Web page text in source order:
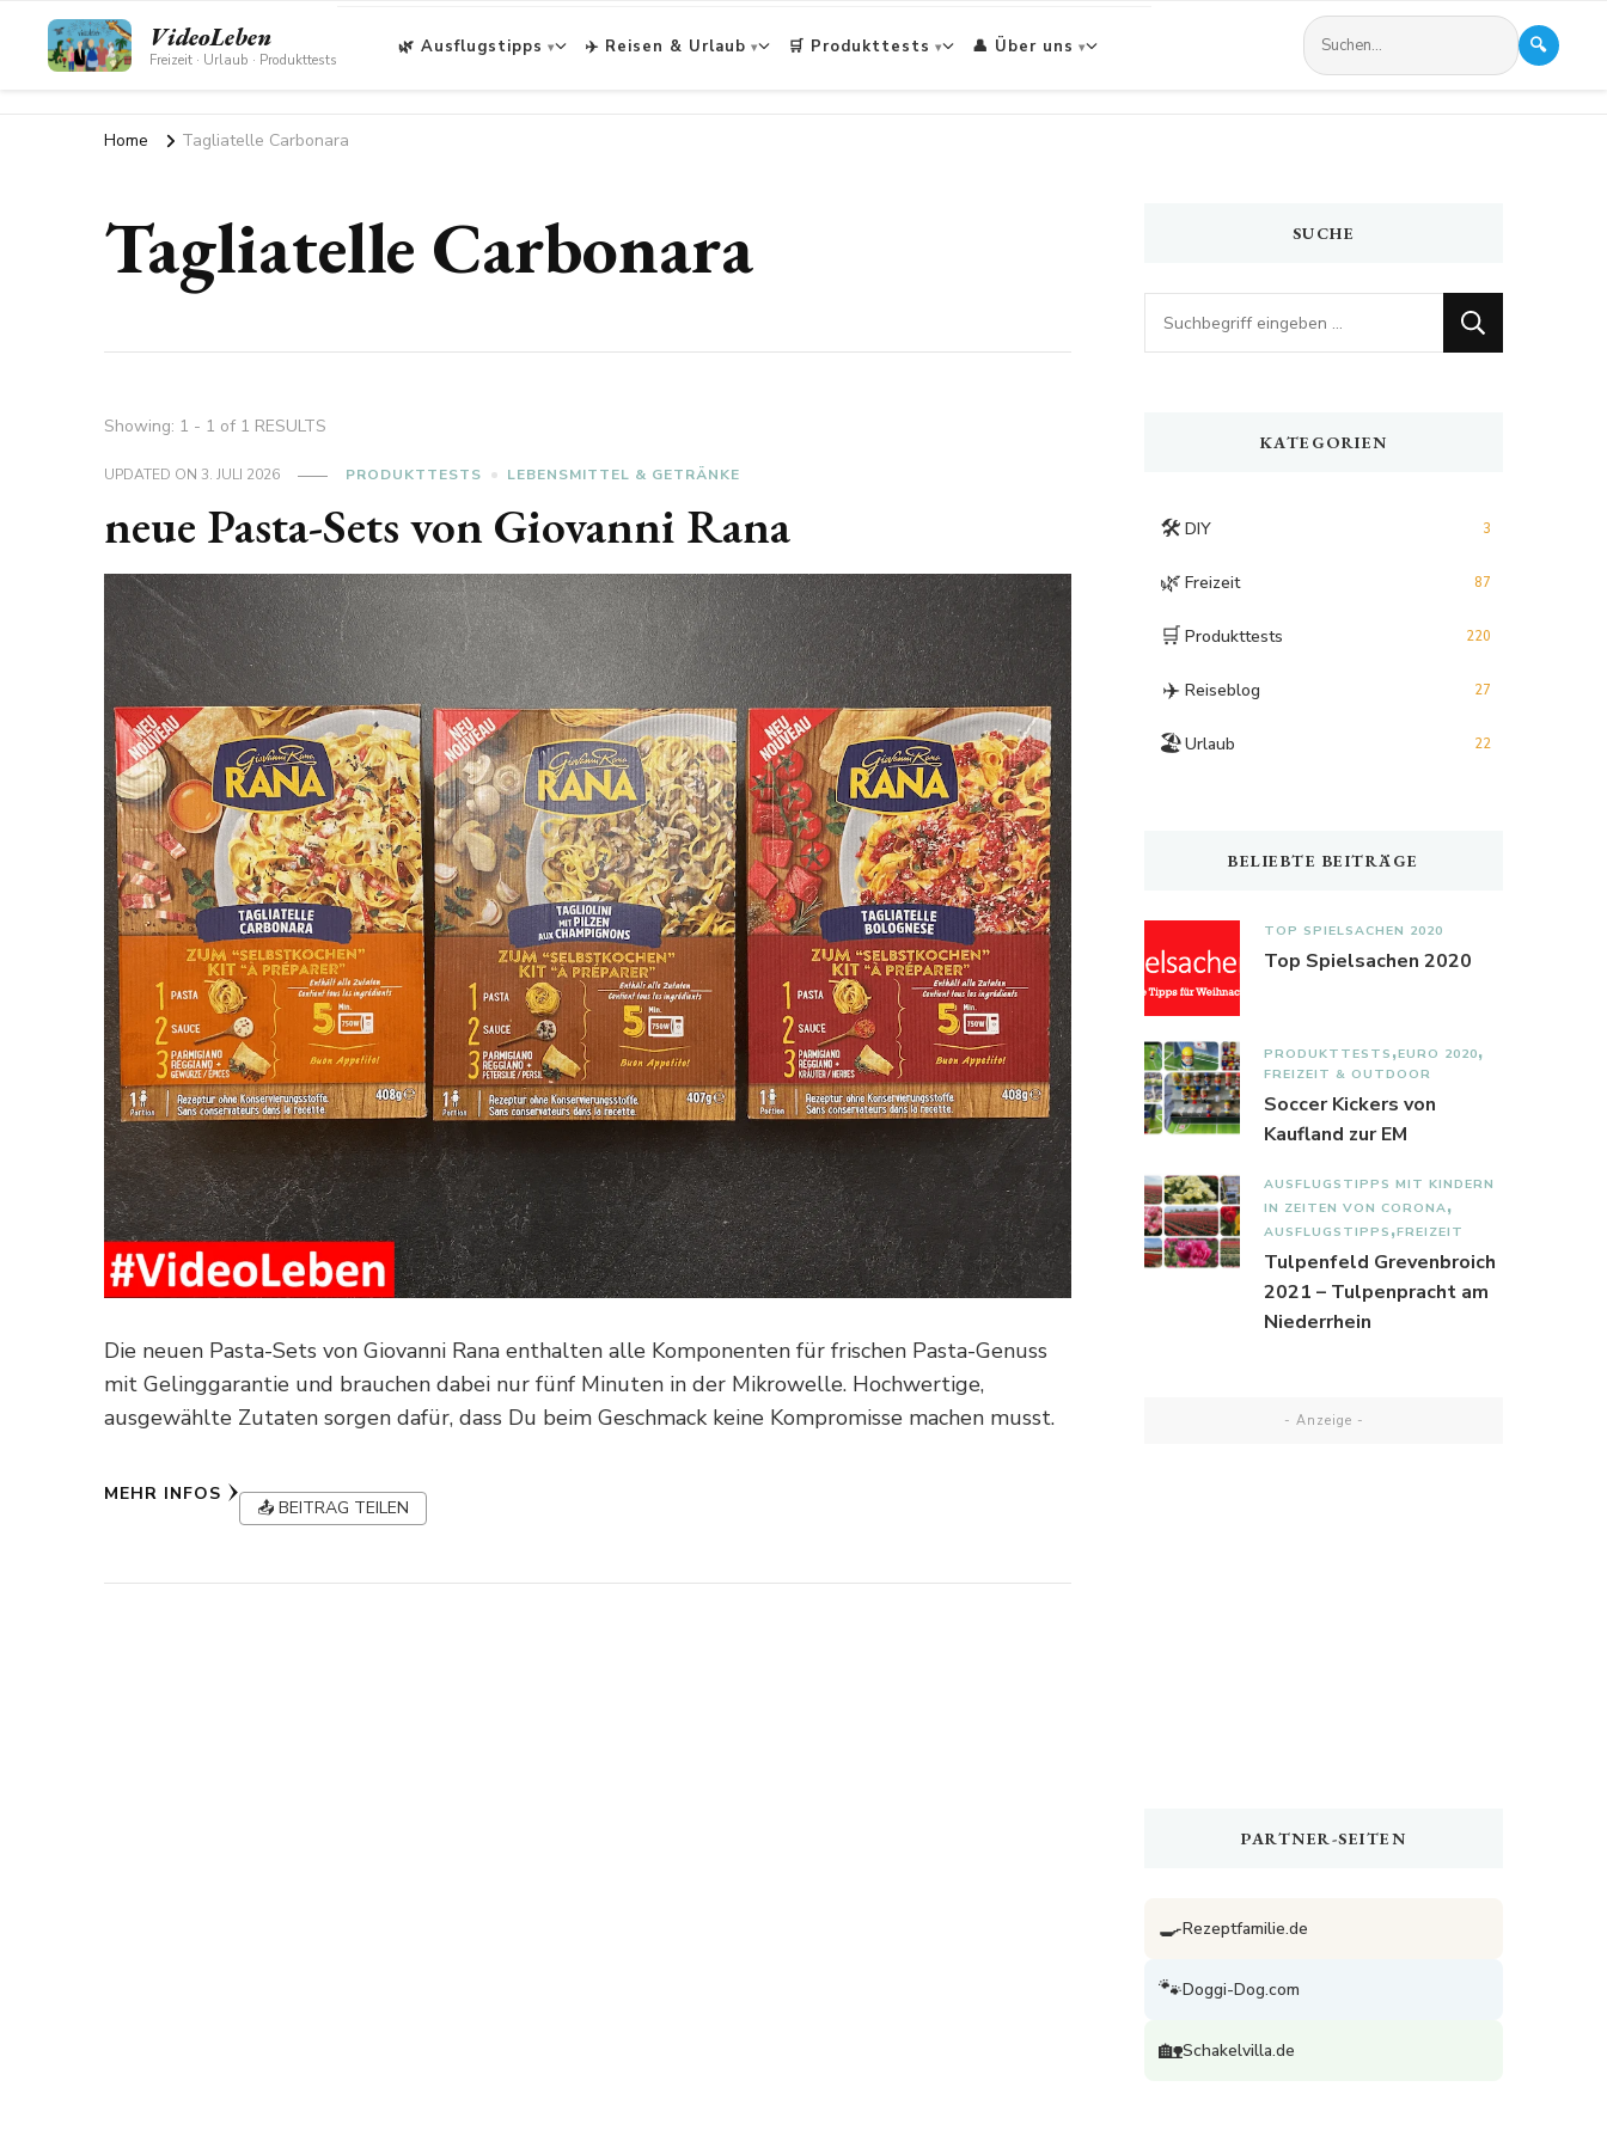
VideoLeben
Freizeit · Urlaub · Produkttests
🌿 Ausflugstipps ✈️ Reisen & Urlaub 🛒 Produkttests 👤 Über uns 🔍
Home Tagliatelle Carbonara
Tagliatelle Carbonara
Showing: 1 - 1 of 1 RESULTS
UPDATED ON 3. JULI 2026 PRODUKTTESTS LEBENSMITTEL & GETRÄNKE
neue Pasta-Sets von Giovanni Rana
Die neuen Pasta-Sets von Giovanni Rana enthalten alle Komponenten für frischen Pasta-Genuss
mit Gelinggarantie und brauchen dabei nur fünf Minuten in der Mikrowelle. Hochwertige,
ausgewählte Zutaten sorgen dafür, dass Du beim Geschmack keine Kompromisse machen musst.
MEHR INFOS
📤 BEITRAG TEILEN
SUCHE
Looking
for
KATEGORIEN
🛠️ DIY 3
🌿 Freizeit 87
🛒 Produkttests 220
✈️ Reiseblog 27
🏖️Urlaub 22
BELIEBTE BEITRÄGE
TOP SPIELSACHEN 2020
Top Spielsachen 2020
PRODUKTTESTS EURO 2020
FREIZEIT & OUTDOOR
Soccer Kickers von
Kaufland zur EM
AUSFLUGSTIPPS MIT KINDERN
IN ZEITEN VON CORONA
AUSFLUGSTIPPS FREIZEIT
Tulpenfeld Grevenbroich
2021 – Tulpenpracht am
Niederrhein
- Anzeige -
PARTNER-SEITEN
🍳Rezeptfamilie.de
🐾Doggi-Dog.com
🏡Schakelvilla.de